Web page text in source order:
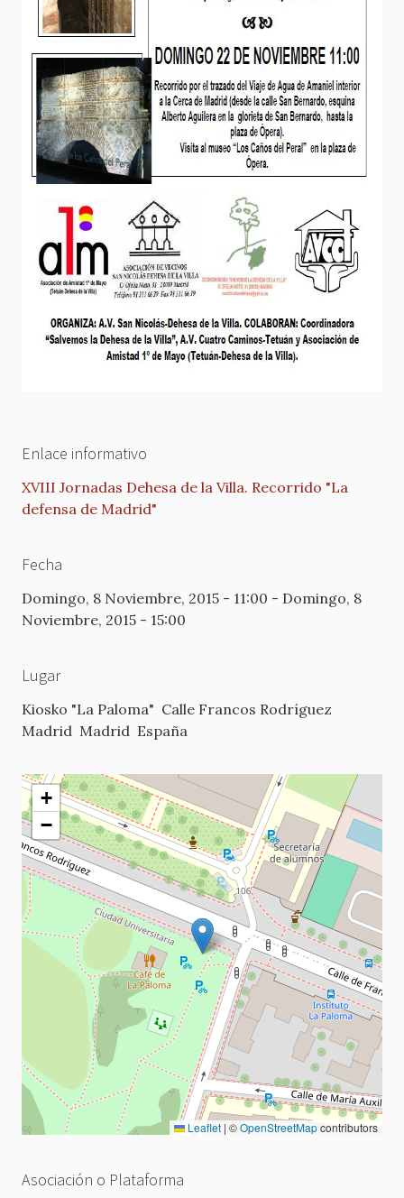
Enlace informativo
XVIII Jornadas Dehesa de la Villa. Recorrido "La
defensa de Madrid"
Fecha
Domingo, 8 Noviembre, 2015 - 11:00 - Domingo, 8
Noviembre, 2015 - 15:00
Lugar
Kiosko "La Paloma" Calle Francos Rodríguez
Madrid Madrid España
+
−
Leaflet | ©OpenStreetMapcontributors
Asociación o Plataforma